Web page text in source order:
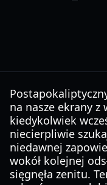
na nasze ekrany
kiedykolwiek
niecierpliwie
niedawnej
wokół kolejnej
sięgnęła zenitu.